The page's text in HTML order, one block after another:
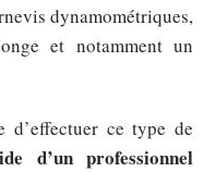
dynamométriques,
et notamment un
d’effectuer ce type de
d’un professionnel